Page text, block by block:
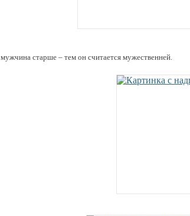
старше – тем он считается мужественней.